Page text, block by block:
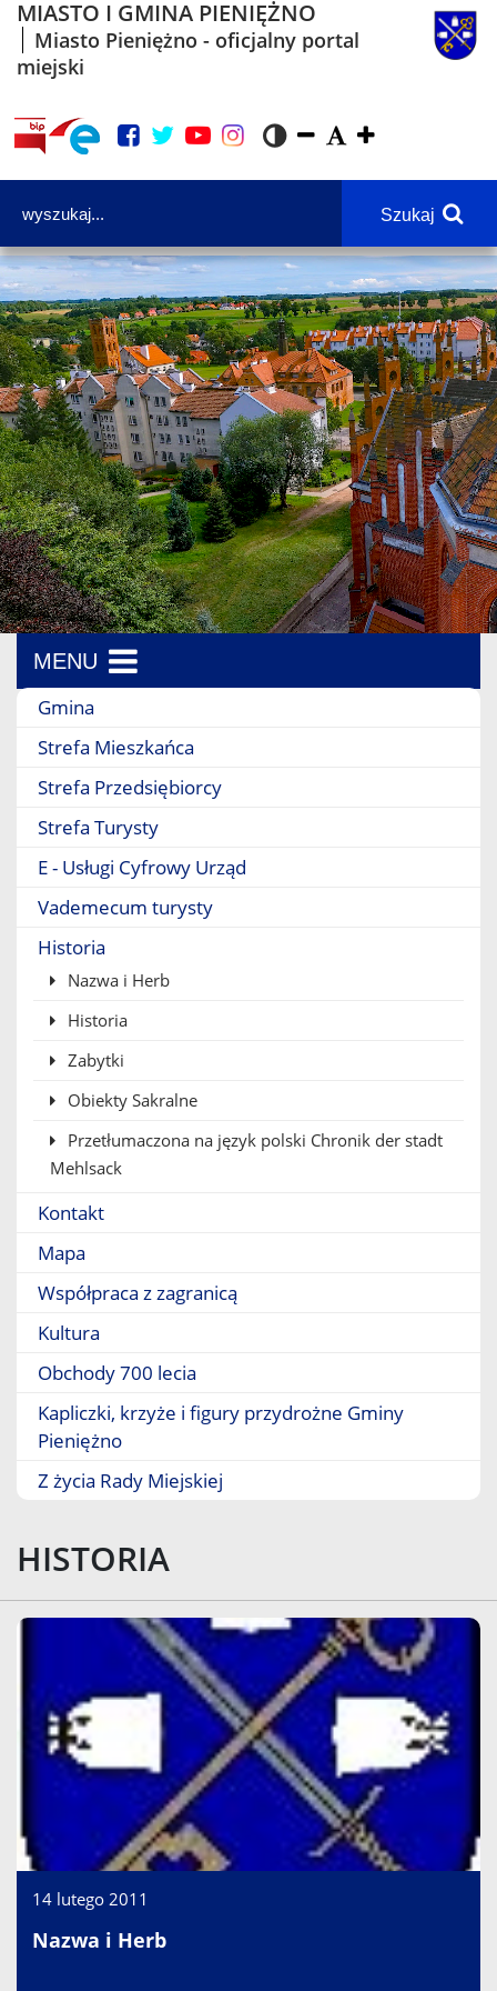
MIASTO I GMINA PIENIĘŻNO
Miasto Pieniężno - oficjalny portal
miejski
Szukaj
MENU
Menu boczne
Gmina
Strefa Mieszkańca
Strefa Przedsiębiorcy
Strefa Turysty
E - Usługi Cyfrowy Urząd
Vademecum turysty
Historia
Nazwa i Herb
Historia
Zabytki
Obiekty Sakralne
Przetłumaczona na język polski Chronik der stadt
Mehlsack
Kontakt
Mapa
Współpraca z zagranicą
Kultura
Obchody 700 lecia
Kapliczki, krzyże i figury przydrożne Gminy
Pieniężno
Z życia Rady Miejskiej
HISTORIA
14 lutego 2011
Nazwa i Herb